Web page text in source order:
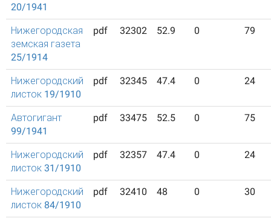
20/1941
Нижегородская
земская газета
25/1914
pdf 32302 52.9 0 79
Нижегородский
листок 19/1910
pdf 32345 47.4 0 24
Автогигант
99/1941
pdf 33475 52.5 0 75
Нижегородский
листок 31/1910
pdf 32357 47.4 0 24
Нижегородский
листок 84/1910
pdf 32410 48 0 30